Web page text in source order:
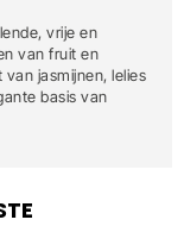
vrije en
van fruit en
jasmijnen, lelies
basis van